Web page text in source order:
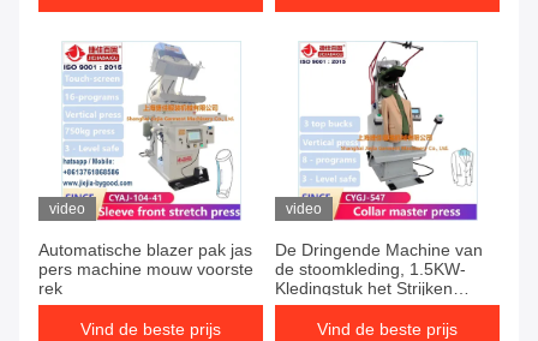
video
Automatische blazer pak jas
pers machine mouw voorste
rek
Vind de beste prijs
video
De Dringende Machine van
de stoomkleding, 1.5KW-
Kledingstuk het Strijken
Dringende Machine
Vind de beste prijs